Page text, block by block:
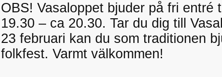
OBS! Vasaloppet bjuder på fri entré
19.30 – ca 20.30. Tar du dig till
23 februari kan du som traditionen
folkfest. Varmt välkommen!